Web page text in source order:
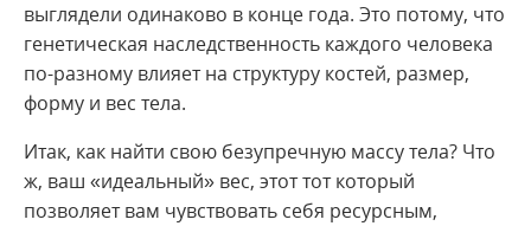
выглядели одинаково в конце года. Это потому, что
генетическая наследственность каждого человека
по-разному влияет на структуру костей, размер,
форму и вес тела.
Итак, как найти свою безупречную массу тела? Что
ж, ваш «идеальный» вес, этот тот который
позволяет вам чувствовать себя ресурсным,